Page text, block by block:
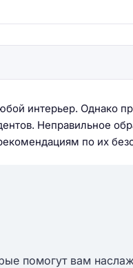
интерьер. Однако
Неправильное
по их
помогут вам